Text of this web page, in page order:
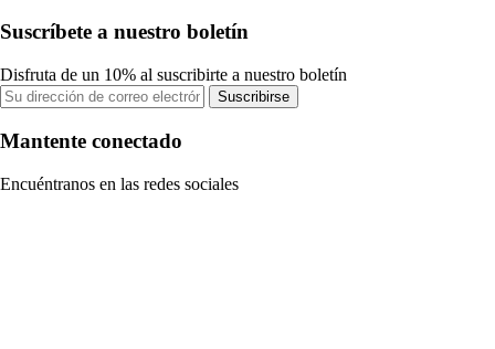
Suscríbete a nuestro boletín
Disfruta de un 10% al suscribirte a nuestro boletín
Suscribirse
Mantente conectado
Encuéntranos en las redes sociales